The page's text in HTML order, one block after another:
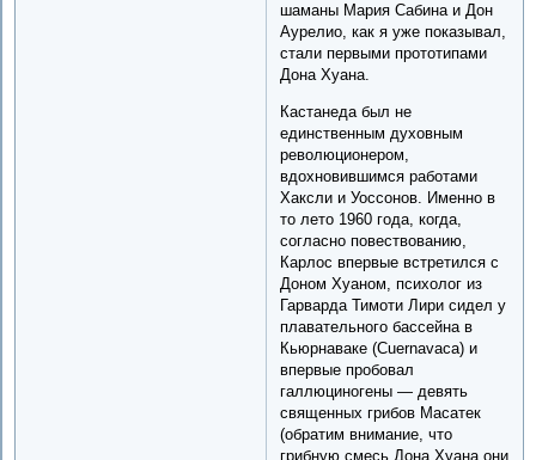
шаманы Мария Сабина и Дон
Аурелио, как я уже показывал,
стали первыми прототипами
Дона Хуана.
Кастанеда был не
единственным духовным
революционером,
вдохновившимся работами
Хаксли и Уоссонов. Именно в
то лето 1960 года, когда,
согласно повествованию,
Карлос впервые встретился с
Доном Хуаном, психолог из
Гарварда Тимоти Лири сидел у
плавательного бассейна в
Кьюрнаваке (Cuernavaca) и
впервые пробовал
галлюциногены — девять
священных грибов Масатек
(обратим внимание, что
грибную смесь Дона Хуана они